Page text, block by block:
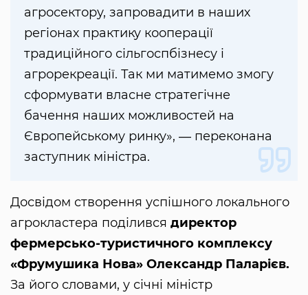
агросектору, запровадити в наших
регіонах практику кооперації
традиційного сільгоспбізнесу і
агрорекреації. Так ми матимемо змогу
сформувати власне стратегічне
бачення наших можливостей на
Європейському ринку», ― переконана
заступник міністра.
Досвідом створення успішного локального
агрокластера поділився директор
фермерсько-туристичного комплексу
«Фрумушика Нова» Олександр Паларієв.
За його словами, у січні міністр